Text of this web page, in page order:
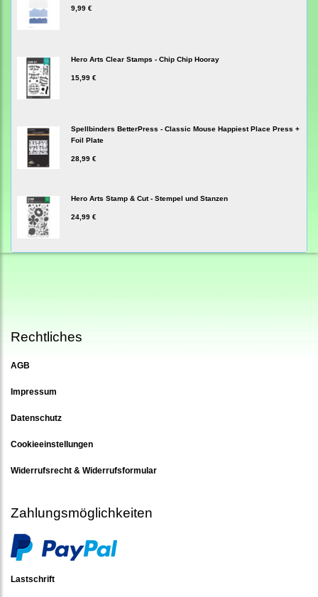
9,99 €
Hero Arts Clear Stamps - Chip Chip Hooray
15,99 €
Spellbinders BetterPress - Classic Mouse Happiest Place Press +
Foil Plate
28,99 €
Hero Arts Stamp & Cut - Stempel und Stanzen
24,99 €
Rechtliches
AGB
Impressum
Datenschutz
Cookieeinstellungen
Widerrufsrecht & Widerrufsformular
Zahlungsmöglichkeiten
Lastschrift